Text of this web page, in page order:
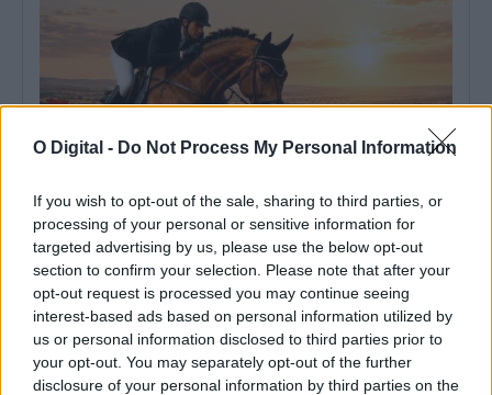
O Digital - Do Not Process My Personal Information
If you wish to opt-out of the sale, sharing to third parties, or
processing of your personal or sensitive information for
targeted advertising by us, please use the below opt-out
section to confirm your selection. Please note that after your
opt-out request is processed you may continue seeing
interest-based ads based on personal information utilized by
us or personal information disclosed to third parties prior to
your opt-out. You may separately opt-out of the further
disclosure of your personal information by third parties on the
Reguengos de Monsaraz recebe dois dias de competição
nacional de saltos
A Competição de Saltos Nacional C realiza-se nos dias 15 e 16 de
agosto...
8 Agosto, 2026 - 08:00